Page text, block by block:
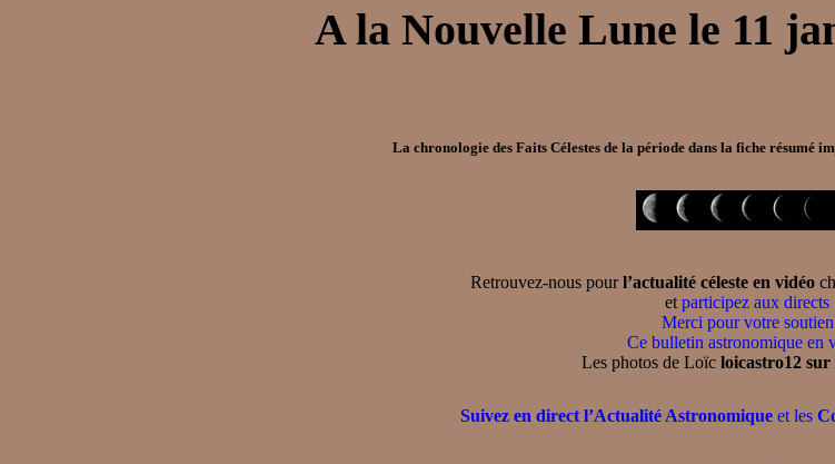
A la Nouvelle Lune le 11
La chronologie des Faits Célestes de la période dans la fiche résumé
Retrouvez-nous pourl’actualité céleste en vidéo
et participez aux directs
Merci pour votre soutien
Ce bulletin astronomique en
Les photos de Loïc loicastro12
Suivez en direct l’Actualité Astronomique et les